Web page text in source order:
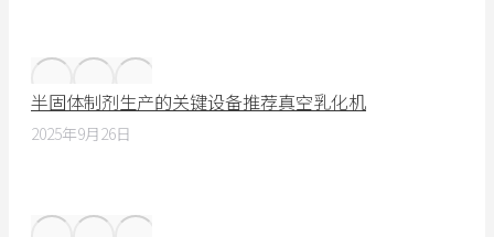
半固体制剂生产的关键设备推荐真空乳化机
2025年9月26日